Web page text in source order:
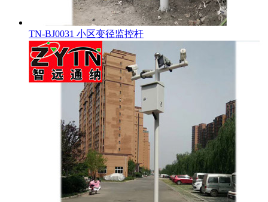
TN-BJ0031 小区变径监控杆